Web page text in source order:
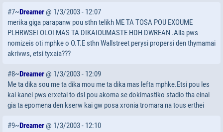
#7~Dreamer@ 1/3/2003 - 12:07
merika giga parapanw pou sthn telikh ME TA TOSA POU EXOUME
PLHRWSEI OLOI MAS TA DIKAIOUMASTE HDH DWREAN .Alla pws
nomizeis oti mphke o O.T.E sthn Wallstreet perysi propersi den thymamai
akrivws, etsi tyxaia???
#8~Dreamer @ 1/3/2003 - 12:09
Me ta dika sou me ta dika mou me ta dika mas lefta mphke.Etsi pou les
kai kanei pws erxetai to dsl pou akoma se dokimastiko stadio tha einai
gia ta epomena den kserw kai gw posa xronia tromara na tous erthei
#9~Dreamer@ 1/3/2003 - 12:10